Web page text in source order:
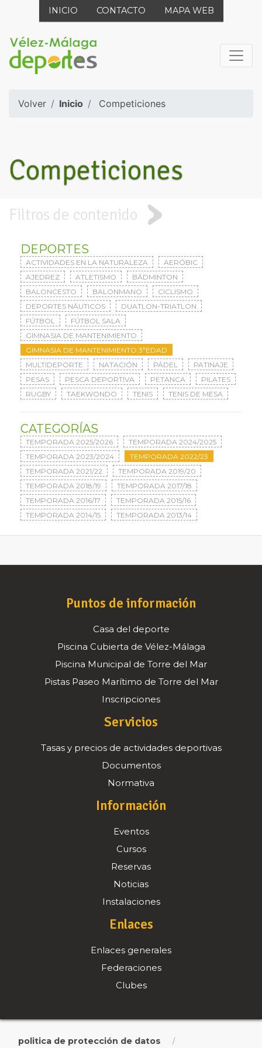
INICIO CONTACTO MAPA WEB
Volver Inicio Competiciones
Competiciones
Filtros de contenido
DEPORTES
ACTIVIDADES EN LA NATURALEZA
AERÓBIC
AJEDREZ
ATLETISMO
BÁDMINTON
BALONCESTO
BALONMANO
CICLISMO
DEPORTES NÁUTICOS
DUATLON-TRIATLON
FÚTBOL
FÚTBOL SALA
GIMNASIA DE MANTENIMIENTO
GIMNASIA DE MANTENIMIENTO 3ªEDAD
MULTIDEPORTE
NATACIÓN PÁDEL
PATINAJE
PESAS
PESCA DEPORTIVA PETANCA
PILATES
RUGBY
TAEKWONDO TENIS TENIS DE MESA
CATEGORÍAS
TEMPORADA 2025/2026
TEMPORADA 2024/2025
TEMPORADA 2023/2024
TEMPORADA 2022/23
TEMPORADA 2021/22
TEMPORADA 2019/20
TEMPORADA 2018/19
TEMPORADA 2017/18
TEMPORADA 2016/17
TEMPORADA 2015/16
TEMPORADA 2014/15
TEMPORADA 2013/14
Puntos de información
Casa del deporte
Piscina Cubierta de Vélez-Málaga
Piscina Municipal de Torre del Mar
Pistas Paseo Marítimo de Torre del Mar
Inscripciones
Servicios
Tasas y precios de actividades deportivas
Documentos
Normativa
Información
Eventos
Cursos
Reservas
Noticias
Instalaciones
Enlaces
Enlaces generales
Federaciones
Clubes
politica de protección de datos /